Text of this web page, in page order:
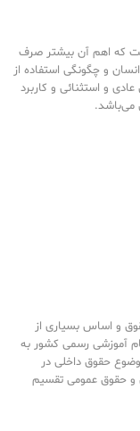
که اهم آن بیشتر صرف
و چگونگی استفاده از
و استثنائی و کاربرد
می‌باشد.
و اساس بسیاری از
آموزشی رسمی کشور به
حقوق داخلی در
حقوق‌ عمومی تقسیم